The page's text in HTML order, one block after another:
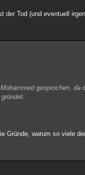
der Tod (und eventuell
gesprochen,
Gründe, warum so viele